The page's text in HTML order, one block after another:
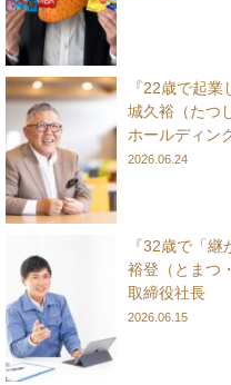
『22歳で起
城久裕（たつ
ホールディン
2026.06.24
『32歳で「
裕登（とまつ
取締役社長
2026.06.15